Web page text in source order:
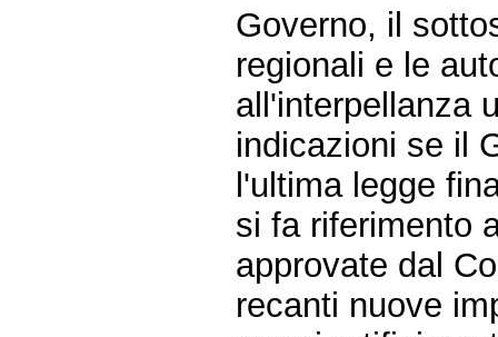
Governo, il
regionali e le
all'interpellanza
indicazioni se il
l'ultima legge
si fa riferimento
approvate dal
recanti nuove